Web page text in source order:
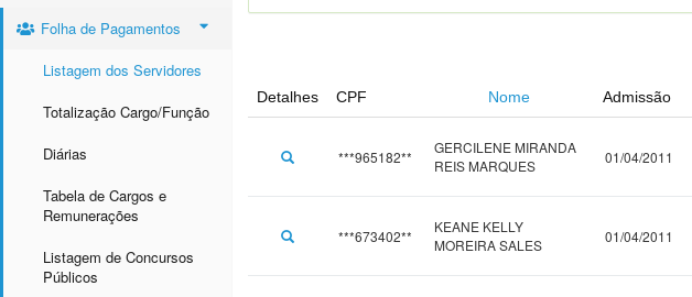
Folha de Pagamentos
Listagem dos Servidores
Totalização Cargo/Função
Diárias
Tabela de Cargos e
Remunerações
Listagem de Concursos
Públicos
Detalhes CPF Nome Admissão
***965182**
GERCILENE MIRANDA
REIS MARQUES
01/04/2011
***673402**
KEANE KELLY
MOREIRA SALES
01/04/2011